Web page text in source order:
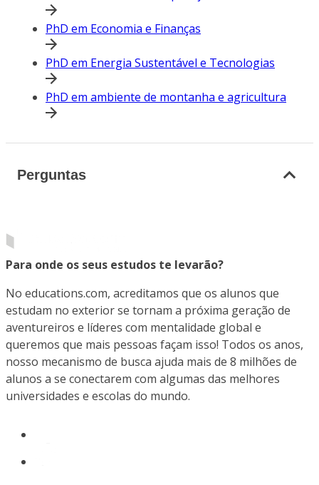
PhD em Economia e Finanças
PhD em Energia Sustentável e Tecnologias
PhD em ambiente de montanha e agricultura
Perguntas
Para onde os seus estudos te levarão?
No educations.com, acreditamos que os alunos que
estudam no exterior se tornam a próxima geração de
aventureiros e líderes com mentalidade global e
queremos que mais pessoas façam isso! Todos os anos,
nosso mecanismo de busca ajuda mais de 8 milhões de
alunos a se conectarem com algumas das melhores
universidades e escolas do mundo.